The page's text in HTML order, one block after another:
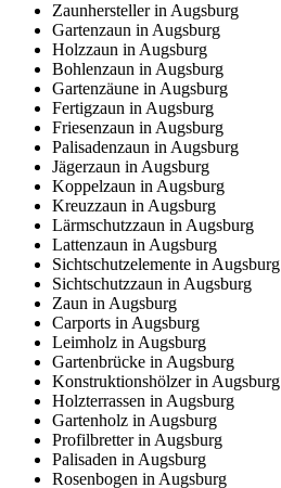
Zaunhersteller in Augsburg
Gartenzaun in Augsburg
Holzzaun in Augsburg
Bohlenzaun in Augsburg
Gartenzäune in Augsburg
Fertigzaun in Augsburg
Friesenzaun in Augsburg
Palisadenzaun in Augsburg
Jägerzaun in Augsburg
Koppelzaun in Augsburg
Kreuzzaun in Augsburg
Lärmschutzzaun in Augsburg
Lattenzaun in Augsburg
Sichtschutzelemente in Augsburg
Sichtschutzzaun in Augsburg
Zaun in Augsburg
Carports in Augsburg
Leimholz in Augsburg
Gartenbrücke in Augsburg
Konstruktionshölzer in Augsburg
Holzterrassen in Augsburg
Gartenholz in Augsburg
Profilbretter in Augsburg
Palisaden in Augsburg
Rosenbogen in Augsburg